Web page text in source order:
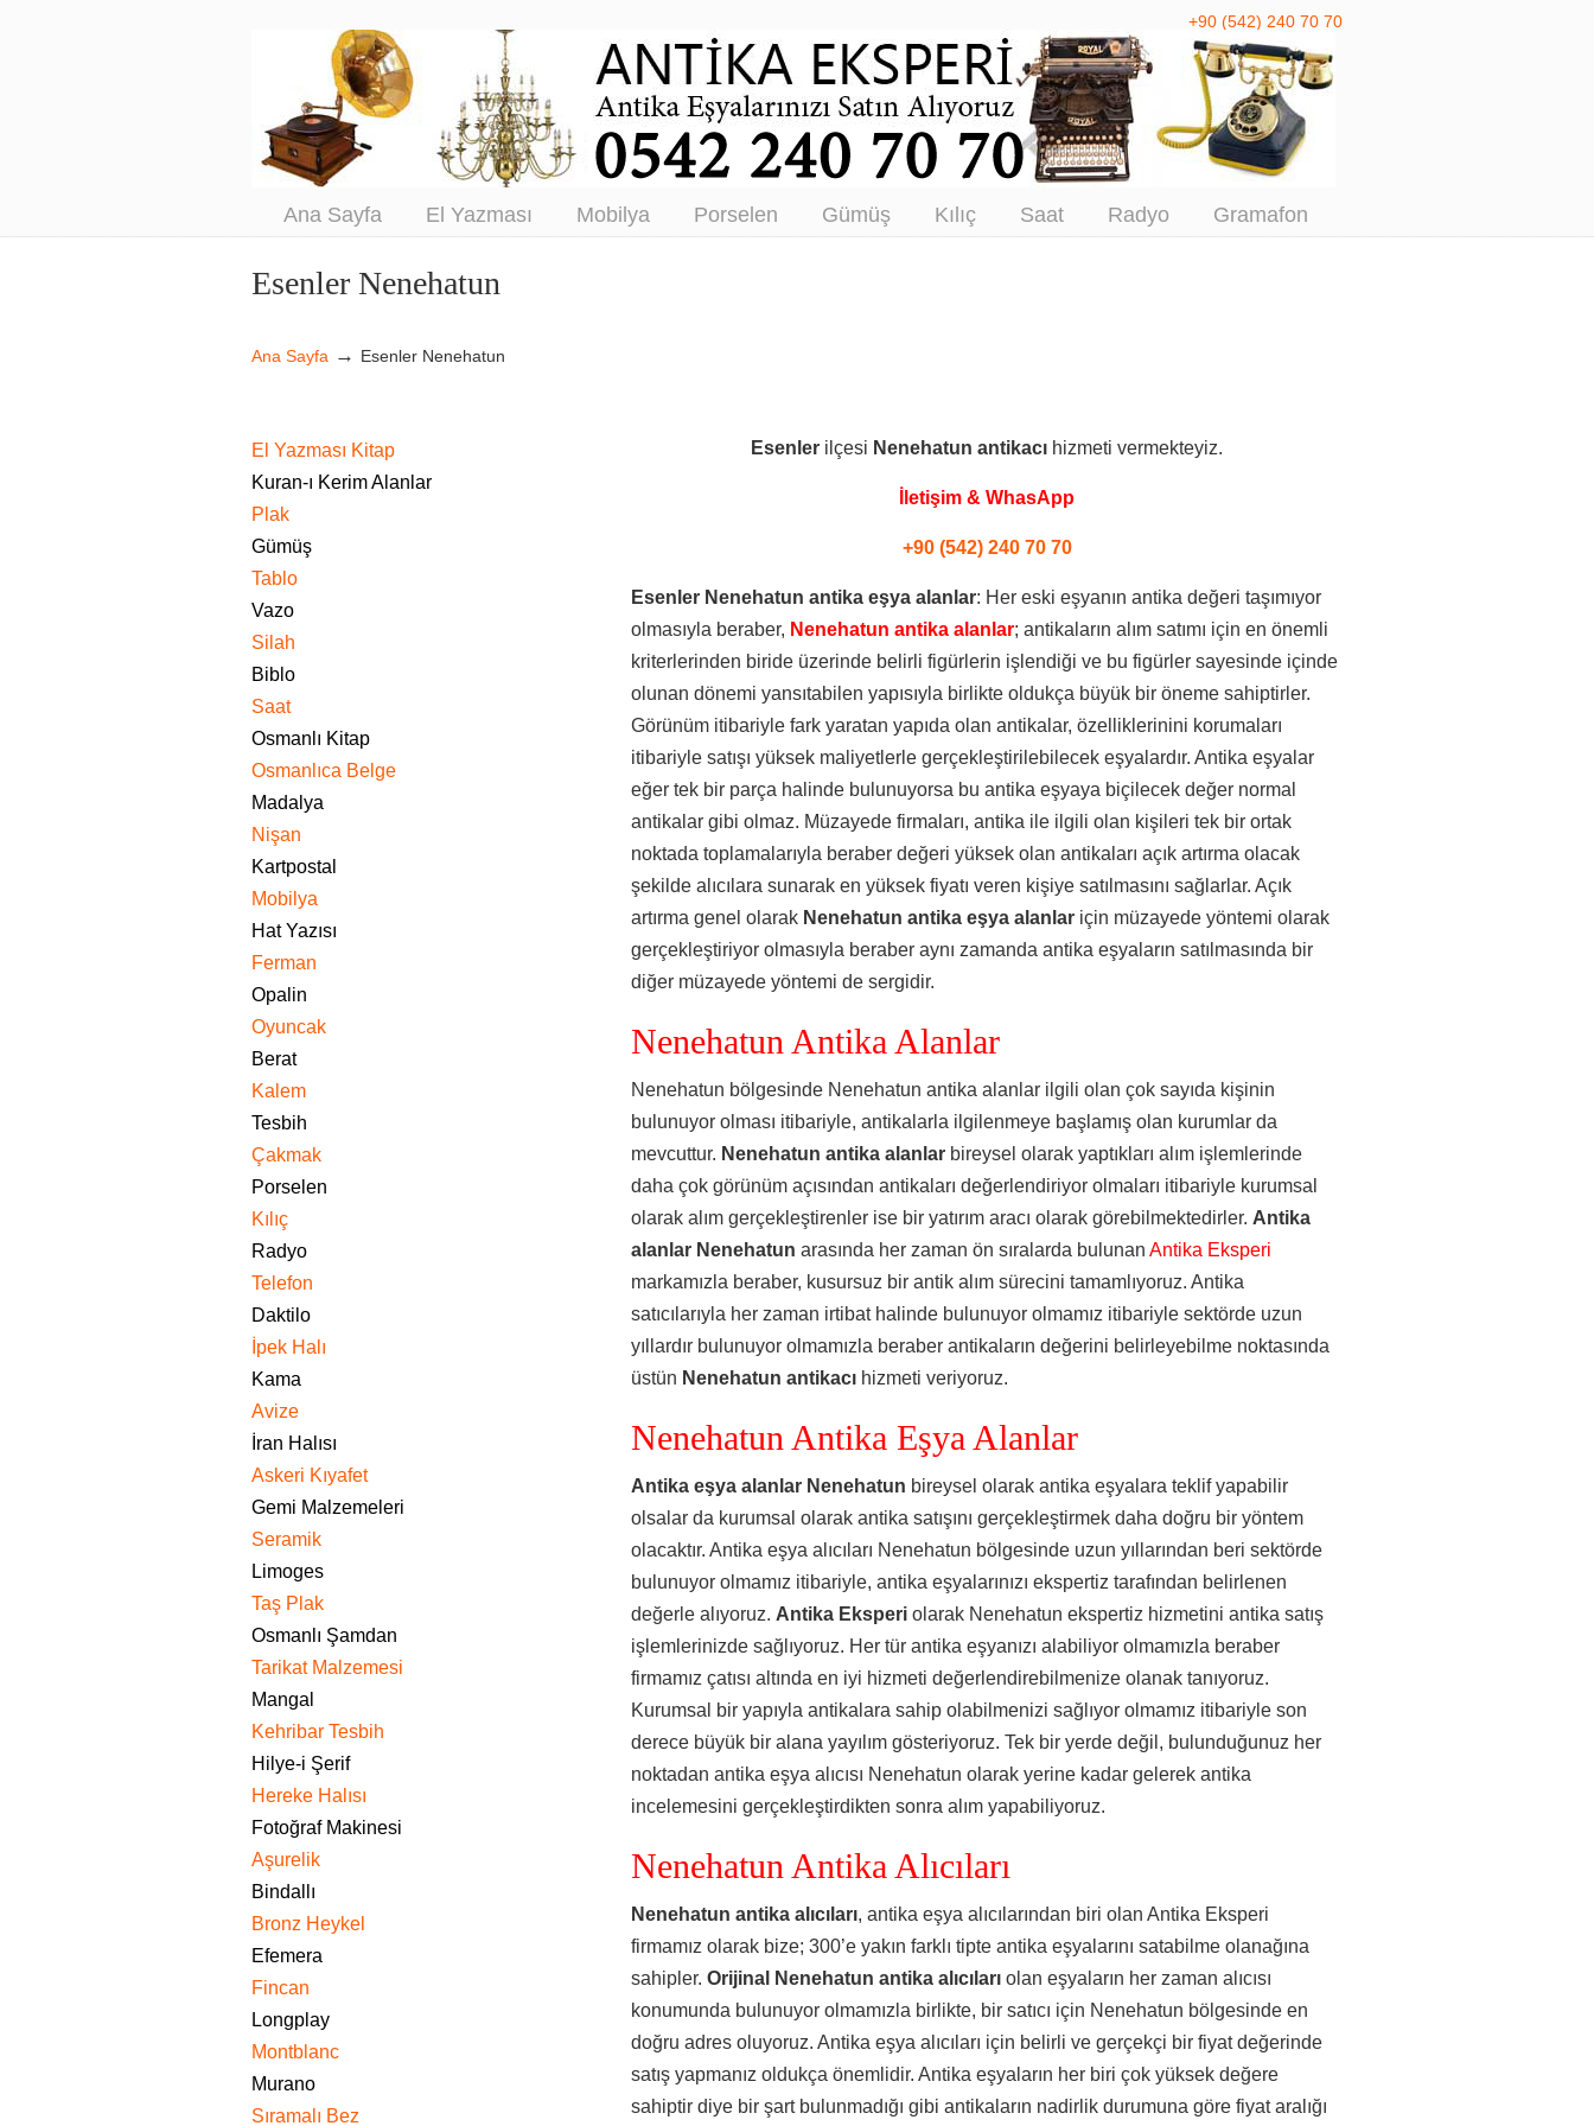
Antikacı – Antika Eşya Alanlar – Antika Alım
Satım
+90 (542) 240 70 70
Ana Sayfa El Yazması Mobilya Porselen Gümüş Kılıç Saat Radyo Gramafon
Navigation
Esenler Nenehatun
Ana Sayfa → Esenler Nenehatun
Esenler ilçesi Nenehatun antikacı hizmeti vermekteyiz.
İletişim & WhasApp
+90 (542) 240 70 70
Esenler Nenehatun antika eşya alanlar: Her eski eşyanın antika değeri taşımıyor
olmasıyla beraber, Nenehatun antika alanlar; antikaların alım satımı için en önemli
kriterlerinden biride üzerinde belirli figürlerin işlendiği ve bu figürler sayesinde içinde
olunan dönemi yansıtabilen yapısıyla birlikte oldukça büyük bir öneme sahiptirler.
Görünüm itibariyle fark yaratan yapıda olan antikalar, özelliklerinini korumaları
itibariyle satışı yüksek maliyetlerle gerçekleştirilebilecek eşyalardır. Antika eşyalar
eğer tek bir parça halinde bulunuyorsa bu antika eşyaya biçilecek değer normal
antikalar gibi olmaz. Müzayede firmaları, antika ile ilgili olan kişileri tek bir ortak
noktada toplamalarıyla beraber değeri yüksek olan antikaları açık artırma olacak
şekilde alıcılara sunarak en yüksek fiyatı veren kişiye satılmasını sağlarlar. Açık
artırma genel olarak Nenehatun antika eşya alanlar için müzayede yöntemi olarak
gerçekleştiriyor olmasıyla beraber aynı zamanda antika eşyaların satılmasında bir
diğer müzayede yöntemi de sergidir.
Nenehatun Antika Alanlar
Nenehatun bölgesinde Nenehatun antika alanlar ilgili olan çok sayıda kişinin
bulunuyor olması itibariyle, antikalarla ilgilenmeye başlamış olan kurumlar da
mevcuttur. Nenehatun antika alanlar bireysel olarak yaptıkları alım işlemlerinde
daha çok görünüm açısından antikaları değerlendiriyor olmaları itibariyle kurumsal
olarak alım gerçekleştirenler ise bir yatırım aracı olarak görebilmektedirler. Antika
alanlar Nenehatun arasında her zaman ön sıralarda bulunan Antika Eksperi
markamızla beraber, kusursuz bir antik alım sürecini tamamlıyoruz. Antika
satıcılarıyla her zaman irtibat halinde bulunuyor olmamız itibariyle sektörde uzun
yıllardır bulunuyor olmamızla beraber antikaların değerini belirleyebilme noktasında
üstün Nenehatun antikacı hizmeti veriyoruz.
Nenehatun Antika Eşya Alanlar
Antika eşya alanlar Nenehatun bireysel olarak antika eşyalara teklif yapabilir
olsalar da kurumsal olarak antika satışını gerçekleştirmek daha doğru bir yöntem
olacaktır. Antika eşya alıcıları Nenehatun bölgesinde uzun yıllarından beri sektörde
bulunuyor olmamız itibariyle, antika eşyalarınızı ekspertiz tarafından belirlenen
değerle alıyoruz. Antika Eksperi olarak Nenehatun ekspertiz hizmetini antika satış
işlemlerinizde sağlıyoruz. Her tür antika eşyanızı alabiliyor olmamızla beraber
firmamız çatısı altında en iyi hizmeti değerlendirebilmenize olanak tanıyoruz.
Kurumsal bir yapıyla antikalara sahip olabilmenizi sağlıyor olmamız itibariyle son
derece büyük bir alana yayılım gösteriyoruz. Tek bir yerde değil, bulunduğunuz her
noktadan antika eşya alıcısı Nenehatun olarak yerine kadar gelerek antika
incelemesini gerçekleştirdikten sonra alım yapabiliyoruz.
Nenehatun Antika Alıcıları
Nenehatun antika alıcıları, antika eşya alıcılarından biri olan Antika Eksperi
firmamız olarak bize; 300’e yakın farklı tipte antika eşyalarını satabilme olanağına
sahipler. Orijinal Nenehatun antika alıcıları olan eşyaların her zaman alıcısı
konumunda bulunuyor olmamızla birlikte, bir satıcı için Nenehatun bölgesinde en
doğru adres oluyoruz. Antika eşya alıcıları için belirli ve gerçekçi bir fiyat değerinde
satış yapmanız oldukça önemlidir. Antika eşyaların her biri çok yüksek değere
sahiptir diye bir şart bulunmadığı gibi antikaların nadirlik durumuna göre fiyat aralığı
El Yazması Kitap
Kuran-ı Kerim Alanlar
Plak
Gümüş
Tablo
Vazo
Silah
Biblo
Saat
Osmanlı Kitap
Osmanlıca Belge
Madalya
Nişan
Kartpostal
Mobilya
Hat Yazısı
Ferman
Opalin
Oyuncak
Berat
Kalem
Tesbih
Çakmak
Porselen
Kılıç
Radyo
Telefon
Daktilo
İpek Halı
Kama
Avize
İran Halısı
Askeri Kıyafet
Gemi Malzemeleri
Seramik
Limoges
Taş Plak
Osmanlı Şamdan
Tarikat Malzemesi
Mangal
Kehribar Tesbih
Hilye-i Şerif
Hereke Halısı
Fotoğraf Makinesi
Aşurelik
Bindallı
Bronz Heykel
Efemera
Fincan
Longplay
Montblanc
Murano
Sıramalı Bez